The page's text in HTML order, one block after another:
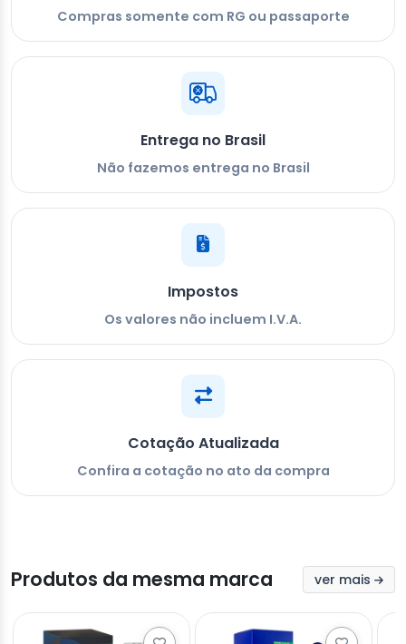
Compras somente com RG ou passaporte
Entrega no Brasil
Não fazemos entrega no Brasil
Impostos
Os valores não incluem I.V.A.
Cotação Atualizada
Confira a cotação no ato da compra
Produtos da mesma marca ver mais